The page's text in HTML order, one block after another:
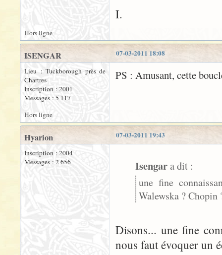
I.
Hors ligne
07-03-2011 18:08
ISENGAR
Lieu : Tuckborough près de
Chartres
Inscription : 2001
Messages : 5 117
PS : Amusant, cette
Hors ligne
07-03-2011 19:43
Hyarion
Inscription : 2004
Messages : 2 656
Isengara dit :
une fine
Walewska ? Chopin
Disons... une fine
nous faut évoquer un